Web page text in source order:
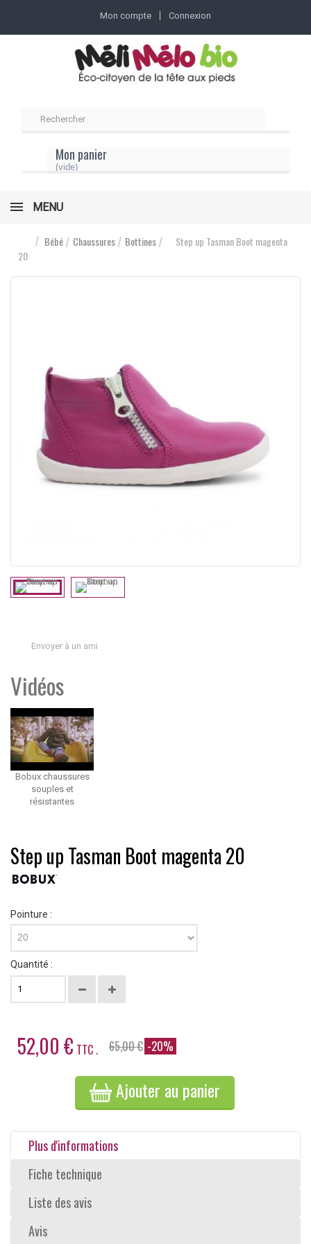
Mon compte Connexion
Mon panier
(vide)
MENU
Bébé Chaussures Bottines
Step up Tasman Boot magenta
20
Envoyer à un ami
Vidéos
Bobux chaussures
souples et
résistantes
Step up Tasman Boot magenta 20
Pointure :
20
Quantité :
52,00 € TTC . 65,00 € -20%
Ajouter au panier
Plus d'informations
Fiche technique
Liste des avis
Avis